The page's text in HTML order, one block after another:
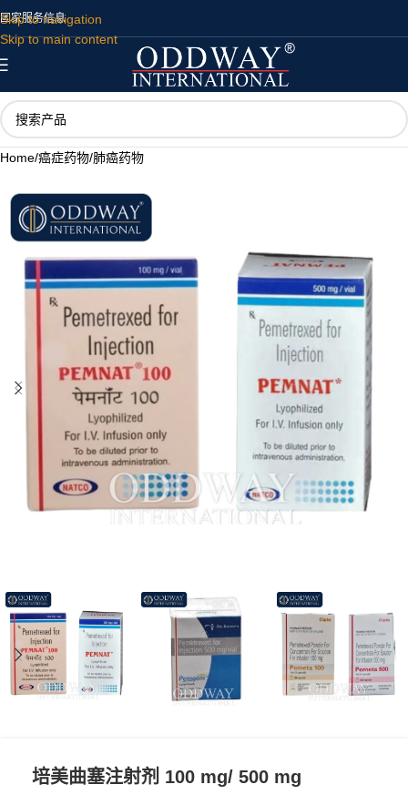
Skip to navigation
Skip to main content
国家服务信息
Home/癌症药物/肺癌药物
培美曲塞注射剂 100 mg/ 500 mg